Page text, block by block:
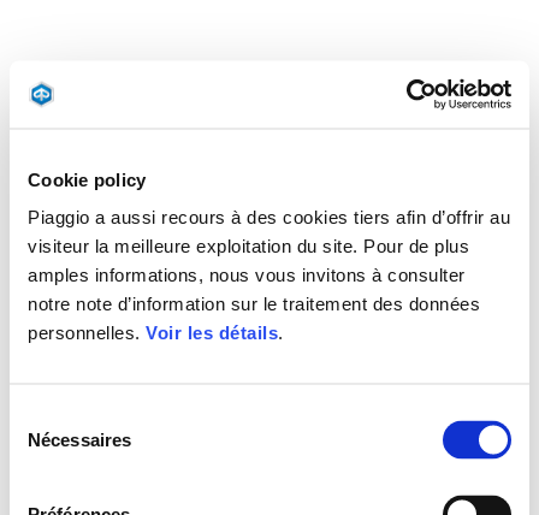
Cookie policy
Piaggio a aussi recours à des cookies tiers afin d’offrir au
visiteur la meilleure exploitation du site. Pour de plus
amples informations, nous vous invitons à consulter
notre note d’information sur le traitement des données
personnelles. Voir les détails.
Nécessaires